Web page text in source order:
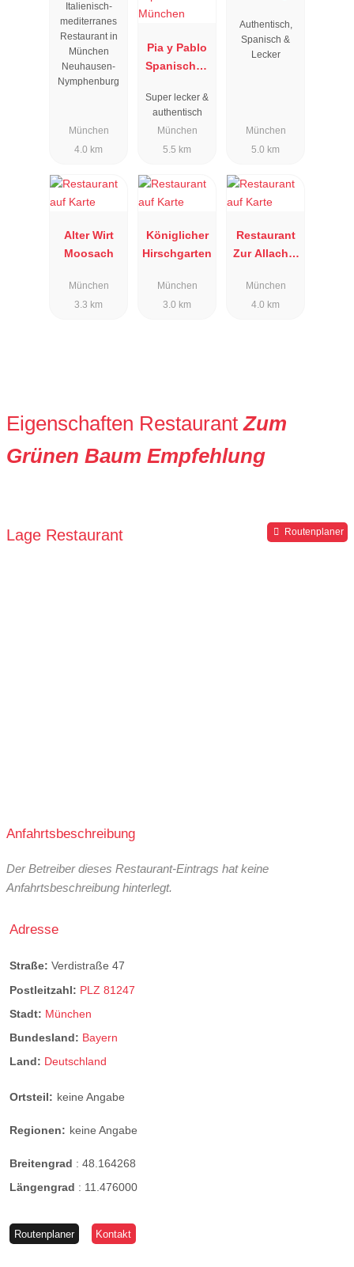
Italienisch-
mediterranes
Restaurant in
München
Neuhausen-
Nymphenburg
München
4.0 km
Pia y Pablo
Spanisches
& Tapas Bar
Super lecker &
authentisch
München
5.5 km
Authentisch,
Spanisch &
Lecker
München
5.0 km
Alter Wirt
Moosach
München
3.3 km
Königlicher
Hirschgarten
München
3.0 km
Restaurant
Zur Allacher
München
4.0 km
Eigenschaften RestaurantZum
Grünen Baum Empfehlung
Lage Restaurant Routenplaner
Anfahrtsbeschreibung
Der Betreiber dieses Restaurant-Eintrags hat keine
Anfahrtsbeschreibung hinterlegt.
Adresse
Straße: Verdistraße 47
Postleitzahl: PLZ 81247
Stadt: München
Bundesland: Bayern
Land: Deutschland
Ortsteil: keine Angabe
Regionen: keine Angabe
Breitengrad : 48.164268
Längengrad : 11.476000
Routenplaner Kontakt